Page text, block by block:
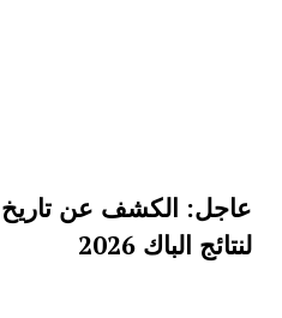
عاجل: الكشف عن تاريخ
لنتائج الباك 2026